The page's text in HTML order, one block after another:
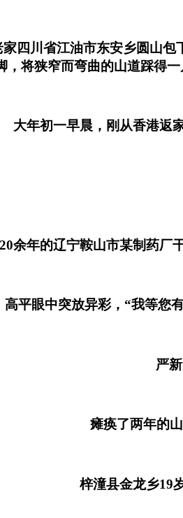
四川省江油市东安乡圆山
，将狭窄而弯曲的山道踩得
大年初一早晨，刚从香港返家
年的辽宁鞍山市某制药厂
眼中突放异彩，“我等您有
严新笑
瘫痪了两年的山
梓潼县金龙乡19岁